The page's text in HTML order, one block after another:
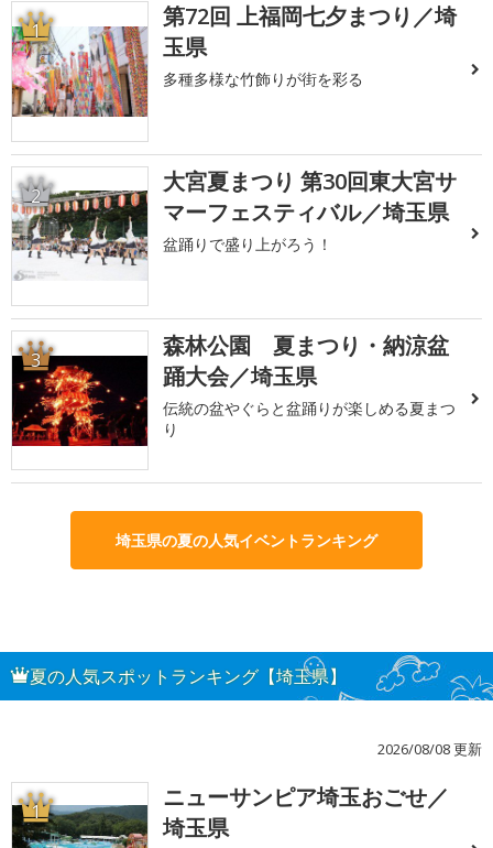
1
第72回 上福岡七夕まつり／埼
玉県
多種多様な竹飾りが街を彩る
2
大宮夏まつり 第30回東大宮サ
マーフェスティバル／埼玉県
盆踊りで盛り上がろう！
3
森林公園 夏まつり・納涼盆
踊大会／埼玉県
伝統の盆やぐらと盆踊りが楽しめる夏まつ
り
埼玉県の夏の人気イベントランキング
夏の人気スポットランキング【埼玉県】
2026/08/08 更新
1
ニューサンピア埼玉おごせ／
埼玉県